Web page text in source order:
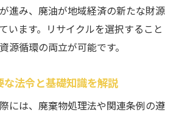
進み、廃油が地域経済の新たな財源
います。リサイクルを選択すること
源循環の両立が可能です。
法令と基礎知識を解説
には、廃棄物処理法や関連条例の遵